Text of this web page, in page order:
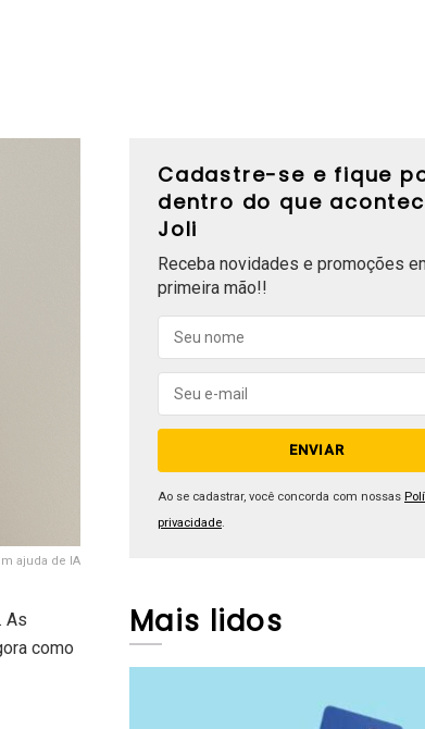
ajuda de IA
As
como
Cadastre-se e fique
dentro do que
Joli
Receba novidades e promoções
primeira mão!!
Ao se cadastrar, você concorda com nossas
privacidade
Mais lidos